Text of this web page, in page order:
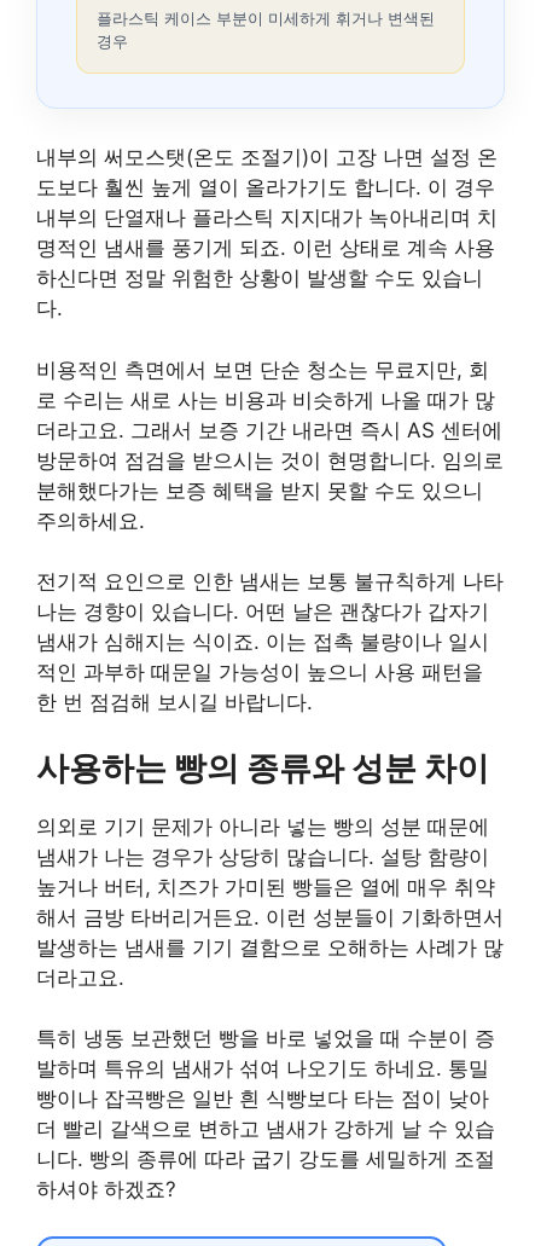
플라스틱 케이스 부분이 미세하게 휘거나 변색된
경우
내부의 써모스탯(온도 조절기)이 고장 나면 설정 온
도보다 훨씬 높게 열이 올라가기도 합니다. 이 경우
내부의 단열재나 플라스틱 지지대가 녹아내리며 치
명적인 냄새를 풍기게 되죠. 이런 상태로 계속 사용
하신다면 정말 위험한 상황이 발생할 수도 있습니
다.
비용적인 측면에서 보면 단순 청소는 무료지만, 회
로 수리는 새로 사는 비용과 비슷하게 나올 때가 많
더라고요. 그래서 보증 기간 내라면 즉시 AS 센터에
방문하여 점검을 받으시는 것이 현명합니다. 임의로
분해했다가는 보증 혜택을 받지 못할 수도 있으니
주의하세요.
전기적 요인으로 인한 냄새는 보통 불규칙하게 나타
나는 경향이 있습니다. 어떤 날은 괜찮다가 갑자기
냄새가 심해지는 식이죠. 이는 접촉 불량이나 일시
적인 과부하 때문일 가능성이 높으니 사용 패턴을
한 번 점검해 보시길 바랍니다.
사용하는 빵의 종류와 성분 차이
의외로 기기 문제가 아니라 넣는 빵의 성분 때문에
냄새가 나는 경우가 상당히 많습니다. 설탕 함량이
높거나 버터, 치즈가 가미된 빵들은 열에 매우 취약
해서 금방 타버리거든요. 이런 성분들이 기화하면서
발생하는 냄새를 기기 결함으로 오해하는 사례가 많
더라고요.
특히 냉동 보관했던 빵을 바로 넣었을 때 수분이 증
발하며 특유의 냄새가 섞여 나오기도 하네요. 통밀
빵이나 잡곡빵은 일반 흰 식빵보다 타는 점이 낮아
더 빨리 갈색으로 변하고 냄새가 강하게 날 수 있습
니다. 빵의 종류에 따라 굽기 강도를 세밀하게 조절
하셔야 하겠죠?